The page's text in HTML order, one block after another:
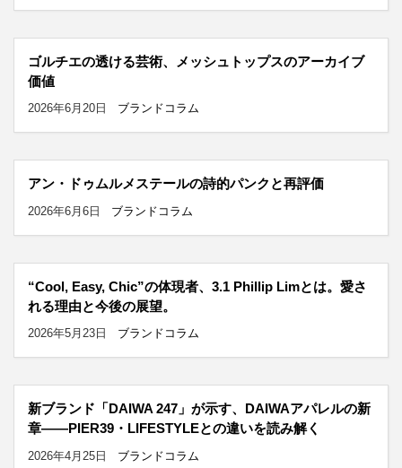
ゴルチエの透ける芸術、メッシュトップスのアーカイブ
価値
2026年6月20日 ブランドコラム
アン・ドゥムルメステールの詩的パンクと再評価
2026年6月6日 ブランドコラム
“Cool, Easy, Chic”の体現者、3.1 Phillip Limとは。愛さ
れる理由と今後の展望。
2026年5月23日 ブランドコラム
新ブランド「DAIWA 247」が示す、DAIWAアパレルの新
章——PIER39・LIFESTYLEとの違いを読み解く
2026年4月25日 ブランドコラム